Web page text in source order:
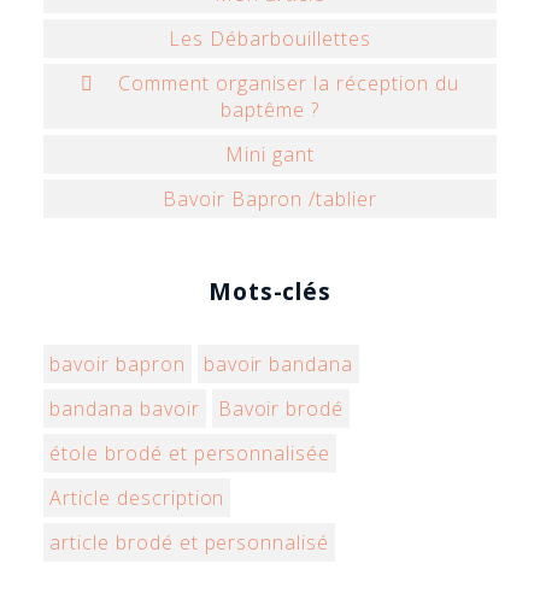
Les Débarbouillettes
 Comment organiser la réception du
baptême ?
Mini gant
Bavoir Bapron /tablier
Mots-clés
bavoir bapron
bavoir bandana
bandana bavoir
Bavoir brodé
étole brodé et personnalisée
Article description
article brodé et personnalisé